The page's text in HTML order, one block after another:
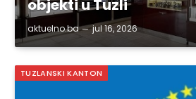
objekti u Tuzli
aktuelno.ba jul 16, 2026
TUZLANSKI KANTON